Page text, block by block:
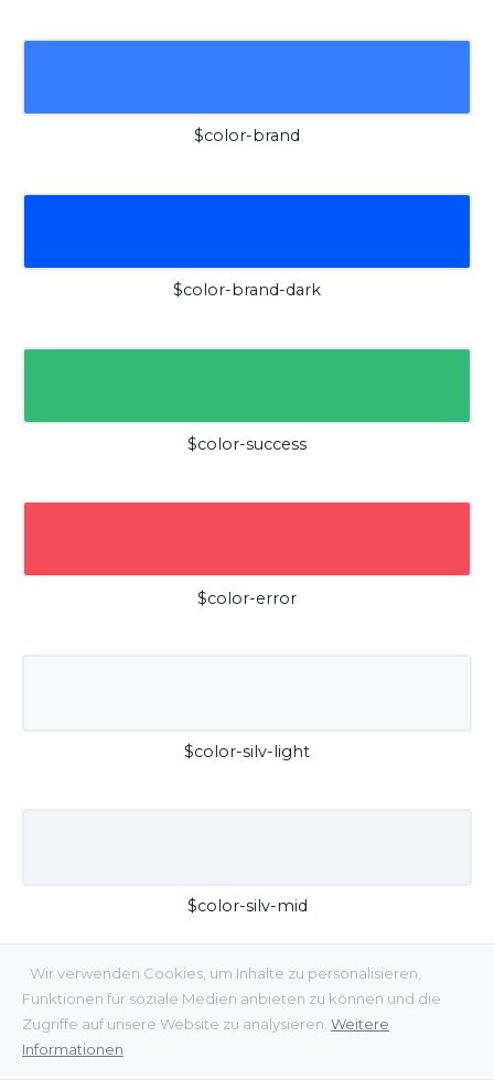
Wir verwenden Cookies, um Inhalte zu personalisieren,
Funktionen für soziale Medien anbieten zu können und die
Zugriffe auf unsere Website zu analysieren. Weitere
Informationen
$color-brand
$color-brand-dark
$color-success
$color-error
$color-silv-light
$color-silv-mid